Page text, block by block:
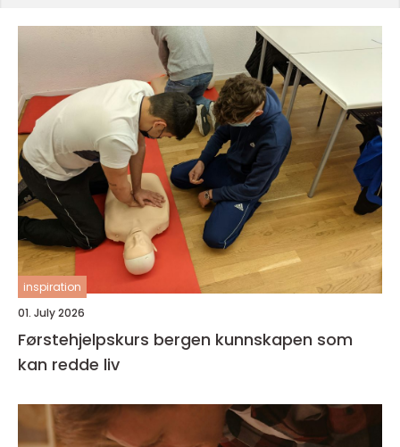
inspiration
01. July 2026
Førstehjelpskurs bergen kunnskapen som
kan redde liv